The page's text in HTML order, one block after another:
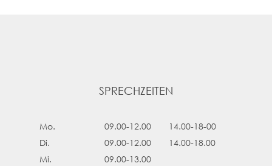
SPRECHZEITEN
Mo. 09.00-12.00
14.00-18-00
Di.
09.00-12.00
14.00-18.00
Mi.
09.00-13.00